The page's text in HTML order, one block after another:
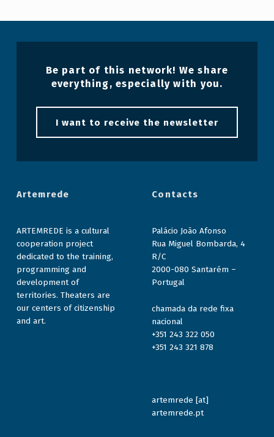
Be part of this network! We share
everything, especially with you.
I want to receive the newsletter
Artemrede
ARTEMREDE is a cultural
cooperation project
dedicated to the training,
programming and
development of
territories. Theaters are
our centers of citizenship
and art.
Contacts
Palácio João Afonso
Rua Miguel Bombarda, 4
R/C
2000-080 Santarém –
Portugal
chamada da rede fixa
nacional
+351 243 322 050
+351 243 321 878
artemrede [at]
artemrede.pt